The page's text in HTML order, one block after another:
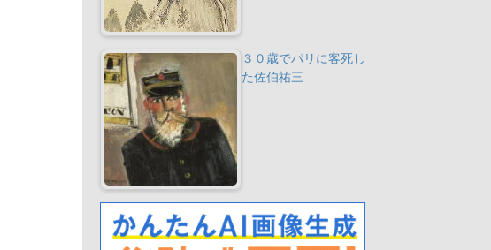
３０歳でパリに客死し
た佐伯祐三